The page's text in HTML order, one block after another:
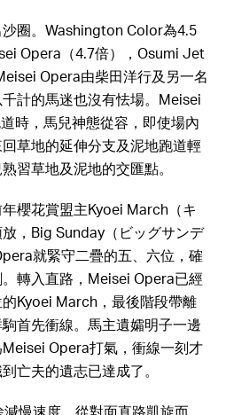
圈。Washington Color為4.5
Opera（4.7倍），Osumi Jet
Opera由柴田洋行及另一名
計的馬迷也沒有怯場。Meisei
時，馬兒神態從容，即使場內
草地的延伸分支及泥地跑道輕
習草地及泥地的交匯點。
櫻花賞盟主Kyoei March（キ
，Big Sunday（ビッグサンデ
就緊守二疊的五、六位，確
轉入直路，Meisei Opera已經
Kyoei March，最後階段帶離
首先衝線。馬主遺孀明子一邊
Opera打氣，衝線一刻才
亡夫的遺志已達成了。